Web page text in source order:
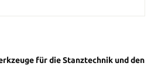
für die Stanztechnik und den